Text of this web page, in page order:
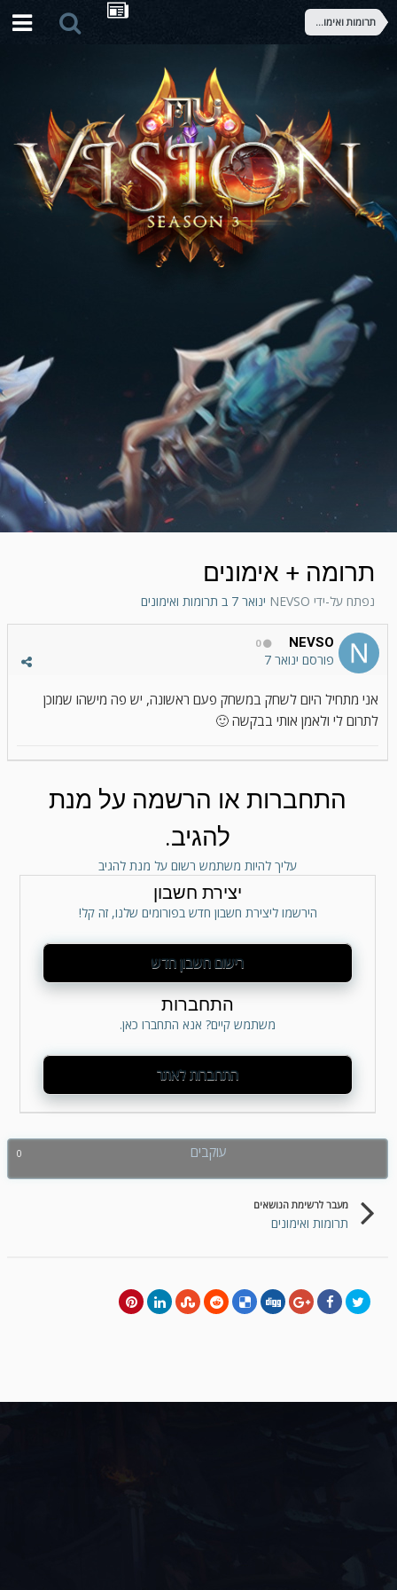
תרומות ואימונים
תרומה + אימונים
נפתח על-ידי NEVSO ינואר 7 ב תרומות ואימונים
NEVSO
0
פורסם ינואר 7
אני מתחיל היום לשחק במשחק פעם ראשונה, יש פה מישהו שמוכן
לתרום לי ולאמן אותי בבקשה 🙂
התחברות או הרשמה על מנת
להגיב.
עליך להיות משתמש רשום על מנת להגיב
יצירת חשבון
הירשמו ליצירת חשבון חדש בפורומים שלנו, זה קל!
רישום חשבון חדש
התחברות
משתמש קיים? אנא התחברו כאן.
התחברות לאתר
עוקבים 0
מעבר לרשימת הנושאים
תרומות ואימונים